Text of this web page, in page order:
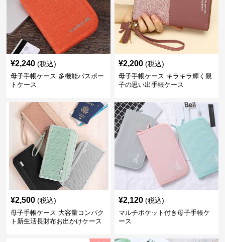
¥2,240 (税込)
母子手帳ケース 多機能パスポー
トケース
¥2,200 (税込)
母子手帳ケース キラキラ輝く親
子の思い出手帳ケース
¥2,500 (税込)
母子手帳ケース 大容量コンパク
ト新生活長財布お出かけケース
¥2,120 (税込)
マルチポケット付き母子手帳ケ
ース